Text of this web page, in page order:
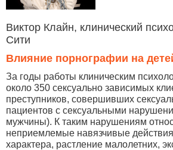
Виктор Клайн, клинический
Сити
Влияние порнографии на
За годы работы клиническим
около 350 сексуально зависимых
преступников, совершивших
пациентов с сексуальными
мужчины). К таким нарушениям
неприемлемые навязчивые действия
характера, растление малолетних,